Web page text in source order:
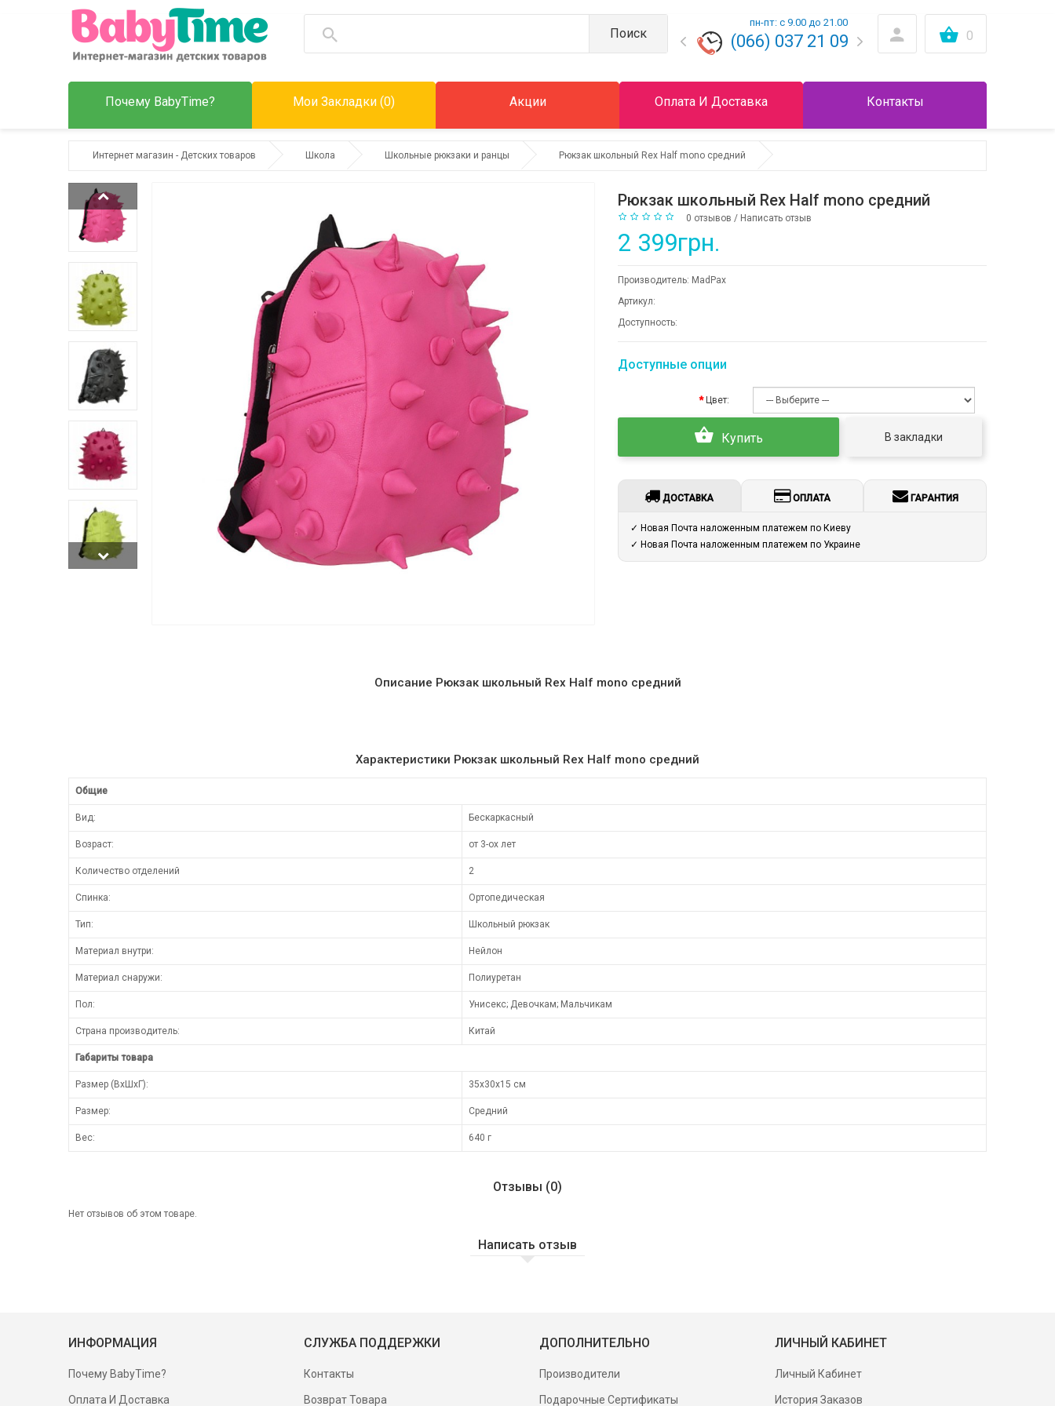
0
Поиск
пн-пт: с 9.00 до 21.00
(066) 037 21 09
Почему BabyTime? Мои Закладки (0) Акции Оплата И Доставка Контакты
Интернет магазин - Детских товаров Школа Школьные рюкзаки и ранцы Рюкзак школьный Rex Half mono средний
Рюкзак школьный Rex Half mono средний
0 отзывов / Написать отзыв
2 399грн.
Производитель: MadPax
Артикул:
Доступность:
Доступные опции
Цвет:
Купить В закладки
ДОСТАВКА ОПЛАТА ГАРАНТИЯ
✓ Новая Почта наложенным платежем по Киеву
✓ Новая Почта наложенным платежем по Украине
Описание Рюкзак школьный Rex Half mono средний
Характеристики Рюкзак школьный Rex Half mono средний
Общие
Вид: Бескаркасный
Возраст: от 3-ох лет
Количество отделений 2
Спинка: Ортопедическая
Тип: Школьный рюкзак
Материал внутри: Нейлон
Материал снаружи: Полиуретан
Пол: Унисекс; Девочкам; Мальчикам
Страна производитель: Китай
Габариты товара
Размер (ВхШхГ): 35х30х15 см
Размер: Средний
Вес: 640 г
Отзывы (0)
Нет отзывов об этом товаре.
Написать отзыв
ИНФОРМАЦИЯ
Почему BabyTime?
Оплата И Доставка
СЛУЖБА ПОДДЕРЖКИ
Контакты
Возврат Товара
ДОПОЛНИТЕЛЬНО
Производители
Подарочные Сертификаты
ЛИЧНЫЙ КАБИНЕТ
Личный Кабинет
История Заказов